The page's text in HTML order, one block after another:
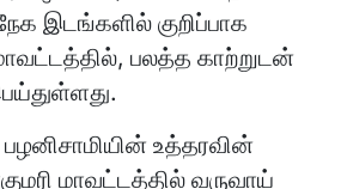
இடங்களில் குறிப்பாக
பலத்த காற்றுடன்
உத்தரவின்
மாவட்டத்தில் வருவாய்